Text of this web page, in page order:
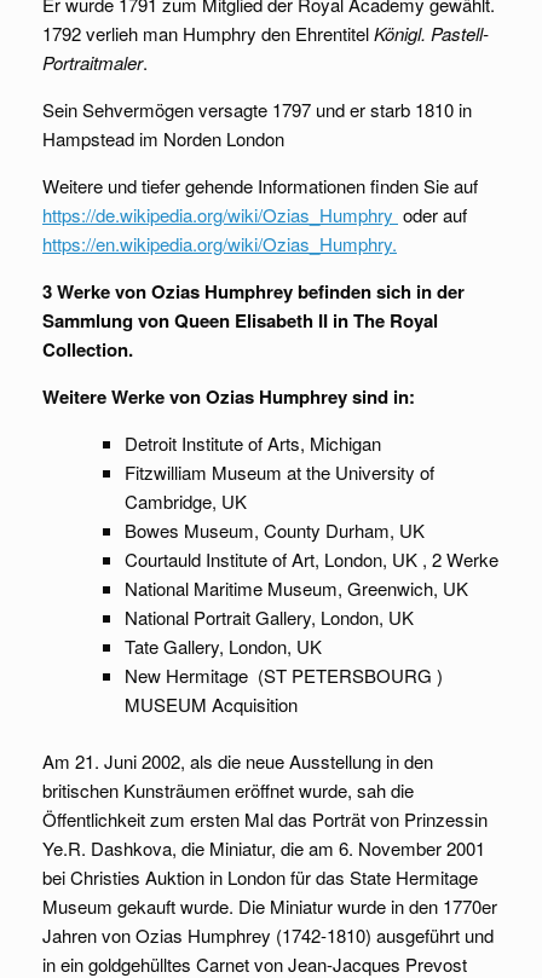
1792 verlieh man Humphry den EhrentitelKönigl. Pastell-
Portraitmaler.
Sein Sehvermögen versagte 1797 und er starb 1810 in
Hampstead im Norden London
Weitere und tiefer gehende Informationen finden Sie auf
https://de.wikipedia.org/wiki/Ozias_Humphry oder auf
https://en.wikipedia.org/wiki/Ozias_Humphry.
3 Werke von Ozias Humphrey befinden sich in der
Sammlung von Queen Elisabeth II in The Royal
Collection.
Weitere Werke von Ozias Humphrey sind in:
Detroit Institute of Arts, Michigan
Fitzwilliam Museum at the University of
Cambridge, UK
Bowes Museum, County Durham, UK
Courtauld Institute of Art, London, UK , 2 Werke
National Maritime Museum, Greenwich, UK
National Portrait Gallery, London, UK
Tate Gallery, London, UK
New Hermitage (ST PETERSBOURG )
MUSEUM Acquisition
Am 21. Juni 2002, als die neue Ausstellung in den
britischen Kunsträumen eröffnet wurde, sah die
Öffentlichkeit zum ersten Mal das Porträt von Prinzessin
Ye.R. Dashkova, die Miniatur, die am 6. November 2001
bei Christies Auktion in London für das State Hermitage
Museum gekauft wurde. Die Miniatur wurde in den 1770er
Jahren von Ozias Humphrey (1742-1810) ausgeführt und
in ein goldgehülltes Carnet von Jean-Jacques Prevost